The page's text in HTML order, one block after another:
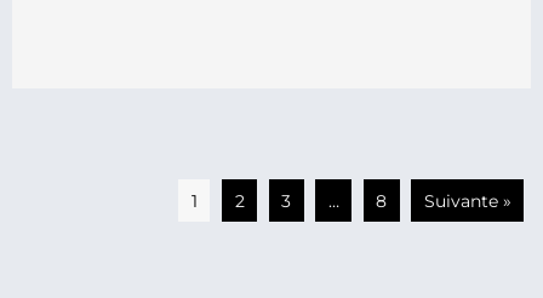
1 2 3 … 8 Suivante »